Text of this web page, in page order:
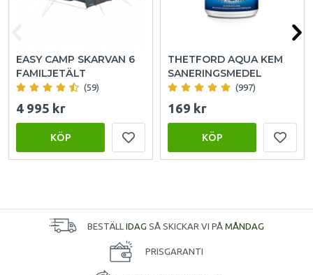
EASY CAMP SKARVAN 6
FAMILJETÄLT
(59)
4 995 kr
KÖP
THETFORD AQUA KEM
SANERINGSMEDEL
(997)
169 kr
KÖP
BESTÄLL IDAG SÅ SKICKAR VI PÅ MÅNDAG
PRISGARANTI